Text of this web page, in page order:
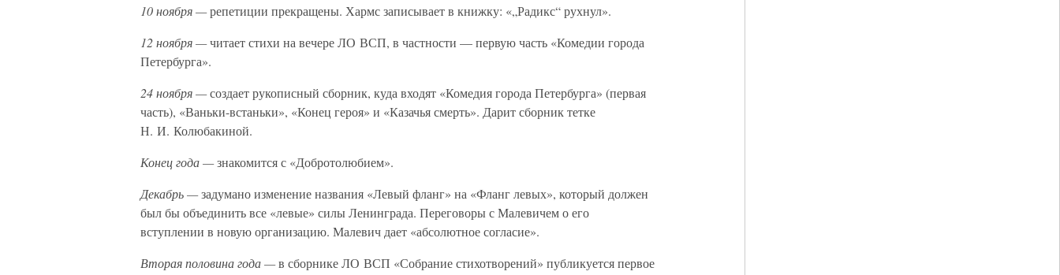
10 ноября —репетиции прекращены. Хармс записывает в книжку: «„Радикс“ рухнул».
12 ноября —читает стихи на вечере ЛО ВСП, в частности — первую часть «Комедии города
Петербурга».
24 ноября —создает рукописный сборник, куда входят «Комедия города Петербурга» (первая
часть), «Ваньки-встаньки», «Конец героя» и «Казачья смерть». Дарит сборник тетке
Н. И. Колюбакиной.
Конец года —знакомится с «Добротолюбием».
Декабрь —задумано изменение названия «Левый фланг» на «Фланг левых», который должен
был бы объединить все «левые» силы Ленинграда. Переговоры с Малевичем о его
вступлении в новую организацию. Малевич дает «абсолютное согласие».
Вторая половина года —в сборнике ЛО ВСП «Собрание стихотворений» публикуется первое